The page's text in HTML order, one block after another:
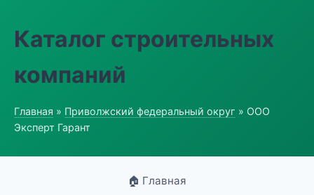
Каталог строительных
компаний
Главная » Приволжский федеральный округ » ООО
Эксперт Гарант
🏠 Главная